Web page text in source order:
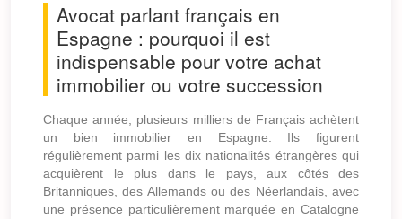
Avocat parlant français en
Espagne : pourquoi il est
indispensable pour votre achat
immobilier ou votre succession
Chaque année, plusieurs milliers de Français achètent
un bien immobilier en Espagne. Ils figurent
régulièrement parmi les dix nationalités étrangères qui
acquièrent le plus dans le pays, aux côtés des
Britanniques, des Allemands ou des Néerlandais, avec
une présence particulièrement marquée en Catalogne